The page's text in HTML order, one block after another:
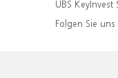
UBS
Folgen Sie